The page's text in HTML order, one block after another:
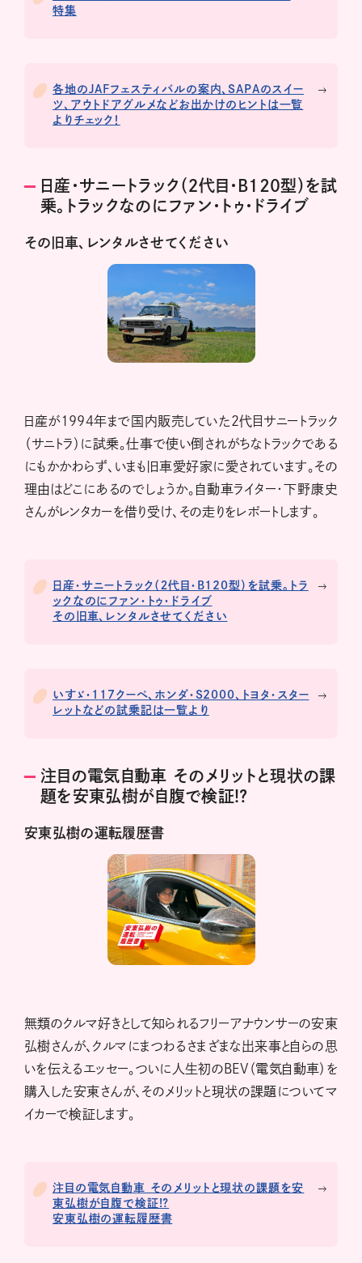
特集
各地のJAFフェスティバルの案内、SAPAのスイー
ツ、アウトドアグルメなどお出かけのヒントは一覧
よりチェック！
日産・サニートラック（２代目・B120型）を試
乗。トラックなのにファン・トゥ・ドライブ
その旧車、レンタルさせてください
日産が1994年まで国内販売していた2代目サニートラック
（サニトラ）に試乗。仕事で使い倒されがちなトラックである
にもかかわらず、いまも旧車愛好家に愛されています。その
理由はどこにあるのでしょうか。自動車ライター・下野康史
さんがレンタカーを借り受け、その走りをレポートします。
日産・サニートラック（２代目・B120型）を試乗。トラ
ックなのにファン・トゥ・ドライブ
その旧車、レンタルさせてください
いすゞ・117クーペ、ホンダ・S2000、トヨタ・スター
レットなどの試乗記は一覧より
注目の電気自動車 そのメリットと現状の課
題を安東弘樹が自腹で検証!?
安東弘樹の運転履歴書
無類のクルマ好きとして知られるフリーアナウンサーの安東
弘樹さんが、クルマにまつわるさまざまな出来事と自らの思
いを伝えるエッセー。ついに人生初のBEV（電気自動車）を
購入した安東さんが、そのメリットと現状の課題についてマ
イカーで検証します。
注目の電気自動車 そのメリットと現状の課題を安
東弘樹が自腹で検証!?
安東弘樹の運転履歴書